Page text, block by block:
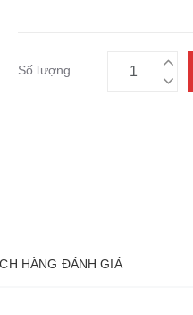
Số lượng
HÀNG ĐÁNH GIÁ